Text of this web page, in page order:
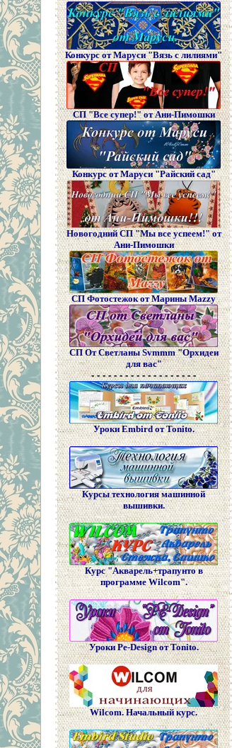
Конкурс от Маруси "Вязь с лилиями"
СП "Все супер!" от Ани-Пимошки
Конкурс от Маруси "Райский сад"
Новогодний СП "Мы все успеем!" от
Ани-Пимошки
СП Фотостежок от Марины Mazzy
СП От Светланы Svmmm "Орхидеи
для вас"
- - - - - - - - - - - - - - - - - - -
Уроки Embird от Tonito.
Курсы технология машинной
вышивки.
Курс "Акварель+трапунто в
программе Wilcom".
Уроки Pe-Design от Tonito.
Wilcom. Начальный курс.